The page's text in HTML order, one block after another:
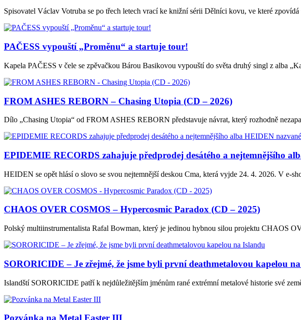
Spisovatel Václav Votruba se po třech letech vrací ke knižní sérii Dělníci kovu, ve které
PAČESS vypouští „Proměnu“ a startuje tour!
Kapela PAČESS v čele se zpěvačkou Bárou Basikovou vypouští do světa druhý singl z alba
FROM ASHES REBORN – Chasing Utopia (CD – 2026)
Dílo „Chasing Utopia“ od FROM ASHES REBORN představuje návrat, který rozhodně
EPIDEMIE RECORDS zahajuje předprodej desátého a nejtemnějšího
HEIDEN se opět hlásí o slovo se svou nejtemnější deskou Cma, která vyjde 24. 4. 2026. V
CHAOS OVER COSMOS – Hypercosmic Paradox (CD – 2025)
Polský multiinstrumentalista Rafal Bowman, který je jedinou hybnou silou projektu CHAOS
SORORICIDE – Je zřejmé, že jsme byli první deathmetalovou kapelou
Islandští SORORICIDE patří k nejdůležitějším jménům rané extrémní metalové historie své
Pozvánka na Metal Easter III